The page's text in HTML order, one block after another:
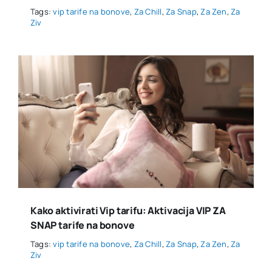
Tags:vip tarife na bonove, Za Chill,Za Snap,Za Zen,Za
Ziv
Kako aktivirati Vip tarifu: Aktivacija VIP ZA
SNAP tarife na bonove
Tags:vip tarife na bonove, Za Chill,Za Snap,Za Zen,Za
Ziv